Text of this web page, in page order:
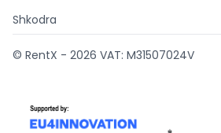
Shkodra
© RentX - 2026 VAT: M31507024V